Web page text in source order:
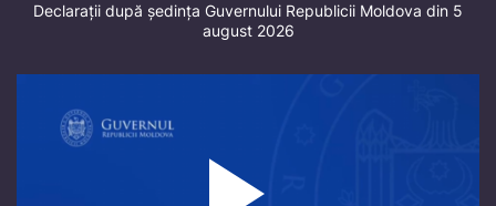
Declarații după ședința Guvernului Republicii Moldova din 5
august 2026